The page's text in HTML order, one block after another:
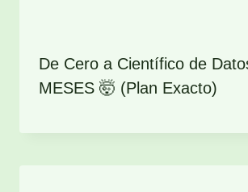
De Cero a Científico de
MESES 🤯 (Plan Exacto)